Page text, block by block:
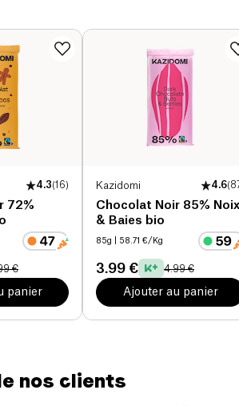
4.3(16)
72%
€
panier
Kazidomi 4.6(
Chocolat Noir 85% Noix
& Baies bio
85g | 58.71 €/Kg
3.99 € 4.99 €
Ajouter au panier
9 g
nos clients